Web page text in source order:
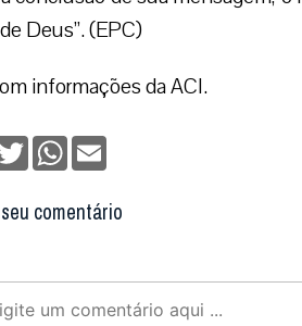
Deus”. (EPC)
informações da ACI.
TwitterWhatsApp
comentário